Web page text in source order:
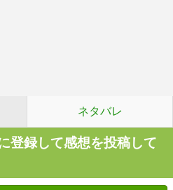
ネタバレ
登録して感想を投稿して